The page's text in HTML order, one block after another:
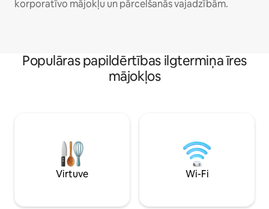
korporatīvo mājokļu un pārcelšanās vajadzībām.
Populāras papildērtības ilgtermiņa īres
mājokļos
Virtuve Wi-Fi